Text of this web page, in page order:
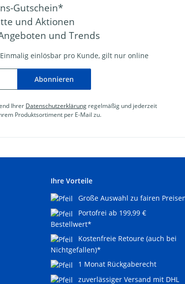
Gutschein*
und Aktionen
und Trends
einlösbar pro Kunde, gilt nur online
Abonnieren
Ihrer Datenschutzerklärung regelmäßig und jederzeit
Produktsortiment per E-Mail zu.
Ihre Vorteile
Große Auswahl zu fairen
Portofrei ab 199,99 €
Bestellwert*
Kostenfreie Retoure (auch bei
Nichtgefallen)*
1 Monat Rückgaberecht
zuverlässiger Versand mit DHL